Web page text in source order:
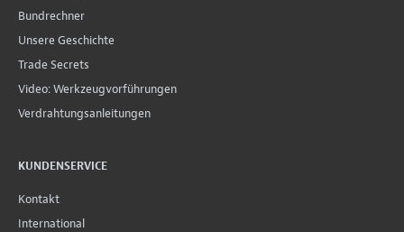
Bundrechner
Unsere Geschichte
Trade Secrets
Video: Werkzeugvorführungen
Verdrahtungsanleitungen
KUNDENSERVICE
Kontakt
International